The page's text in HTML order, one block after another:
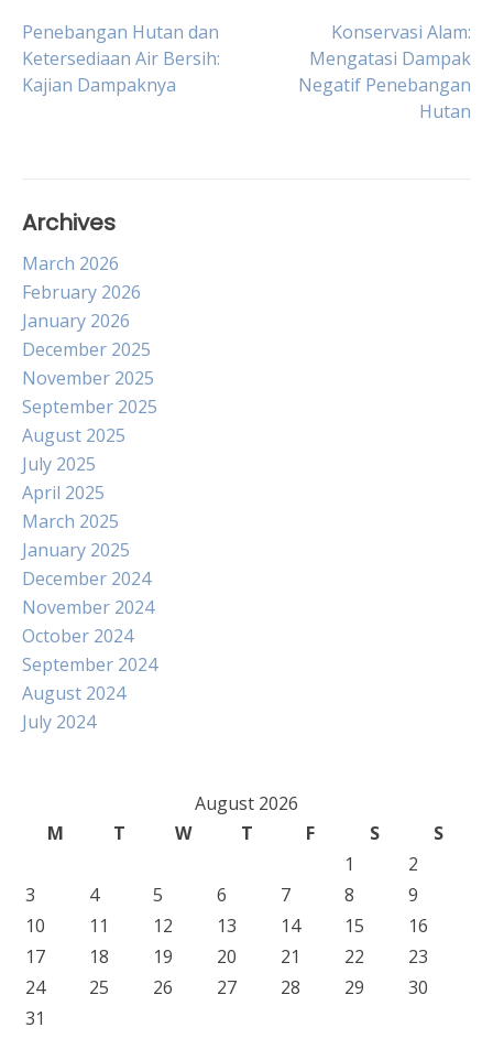
Post
navigation
Penebangan Hutan dan
Ketersediaan Air Bersih:
Kajian Dampaknya
Konservasi Alam:
Mengatasi Dampak
Negatif Penebangan
Hutan
Archives
March 2026
February 2026
January 2026
December 2025
November 2025
September 2025
August 2025
July 2025
April 2025
March 2025
January 2025
December 2024
November 2024
October 2024
September 2024
August 2024
July 2024
August 2026
M
T W T F S
S
1
2
3
4 5 6 7 8
9
10
11 12 13 14 15
16
17
18 19 20 21 22
23
24
25 26 27 28 29
30
31